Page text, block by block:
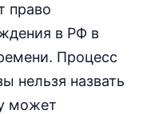
право
в РФ в
Процесс
нельзя назвать
может